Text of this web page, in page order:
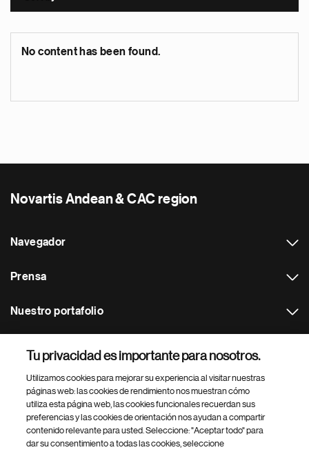
No content has been found.
Novartis Andean & CAC region
Navegador
Prensa
Nuestro portafolio
Footer Site Search
Tu privacidad es importante para nosotros.
Utilizamos cookies para mejorar su experiencia al visitar nuestras
páginas web: las cookies de rendimiento nos muestran cómo
utiliza esta página web, las cookies funcionales recuerdan sus
preferencias y las cookies de orientación nos ayudan a compartir
contenido relevante para usted. Seleccione: "Aceptar todo" para
dar su consentimiento a todas las cookies, seleccione